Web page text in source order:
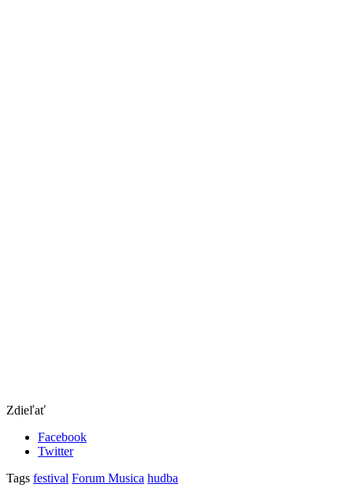
Zdieľať
Facebook
Twitter
Tags festival Forum Musica hudba